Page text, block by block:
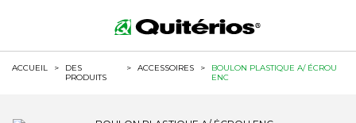
ACCUEIL >
DES
PRODUITS
> ACCESSOIRES >
BOULON PLASTIQUE A/ ÉCROU
ENC